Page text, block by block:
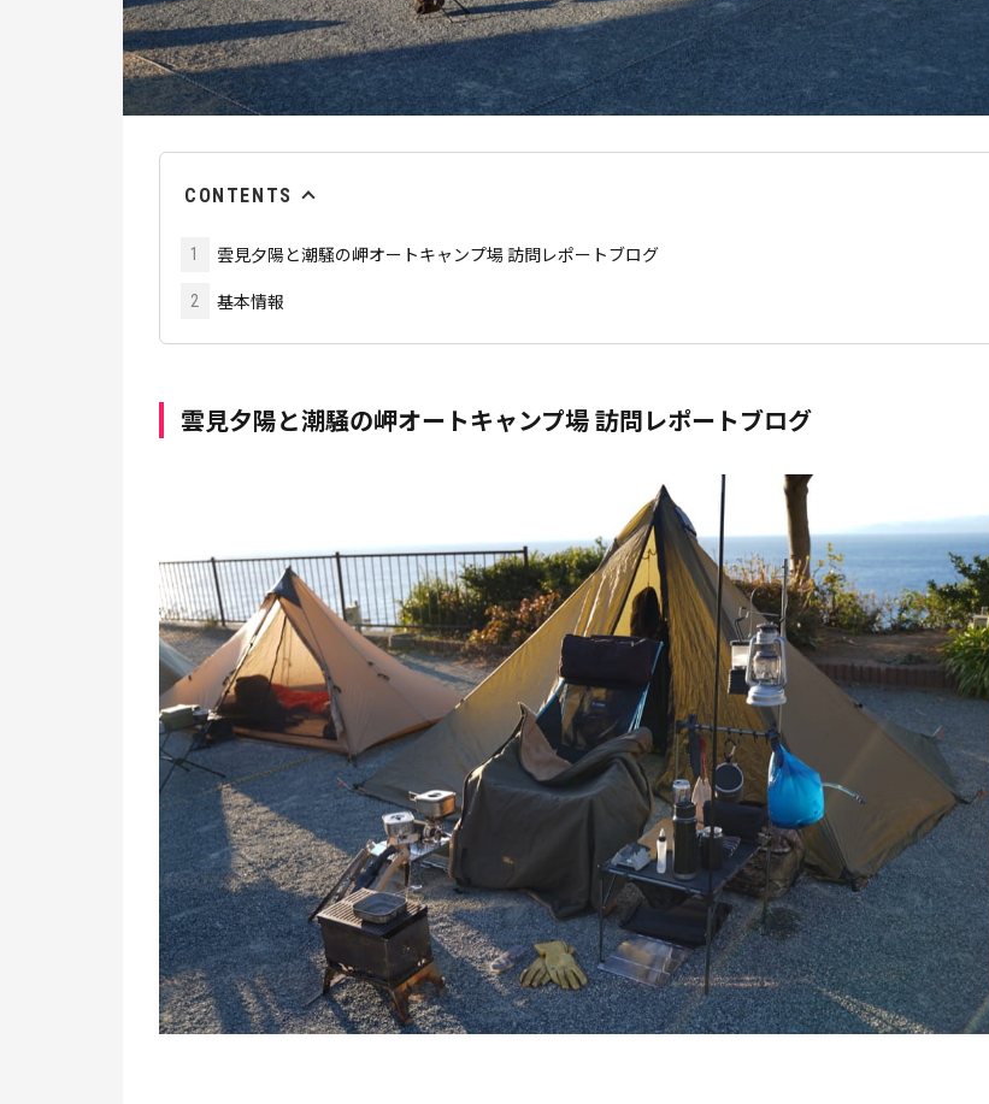
CONTENTS
1 雲見夕陽と潮騒の岬オートキャンプ場 訪問レポートブログ
2 基本情報
雲見夕陽と潮騒の岬オートキャンプ場 訪問レポートブログ